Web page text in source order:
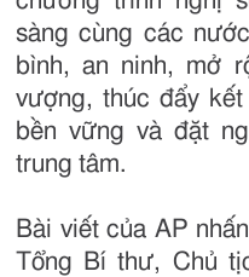
sàng cùng các
bình, an ninh, mở
vượng, thúc đẩy
bền vững và đặt
trung tâm.
Bài viết của AP
Tổng Bí thư, Chủ